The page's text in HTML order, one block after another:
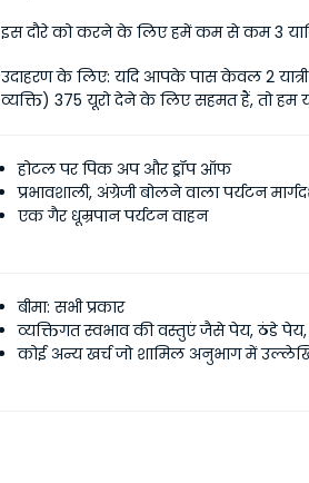
इस दौरे को करने के लिए हमें कम से कम 3
उदाहरण के लिए: यदि आपके पास केवल 2
व्यक्ति) 375 यूरो देने के लिए सहमत हैं, तो हम
होटल पर पिक अप और ड्रॉप ऑफ
प्रभावशाली, अंग्रेजी बोलने वाला पर्यटन
एक गैर धूम्रपान पर्यटन वाहन
बीमा: सभी प्रकार
व्यक्तिगत स्वभाव की वस्तुएं जैसे पेय, ठंडे
कोई अन्य खर्च जो शामिल अनुभाग में